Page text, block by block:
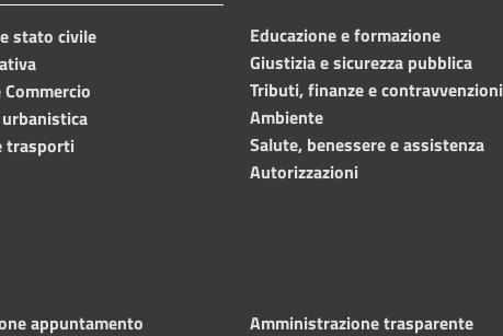
stato civile
trasporti
Educazione e formazione
Giustizia e sicurezza pubblica
Tributi, finanze e contravvenzioni
Ambiente
Salute, benessere e assistenza
Autorizzazioni
appuntamento Amministrazione trasparente